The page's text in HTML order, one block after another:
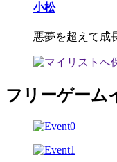
小松
悪夢を超えて成
フリーゲーム